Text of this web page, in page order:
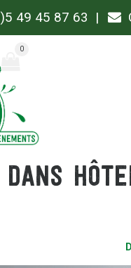
49 45 87 63
0
dans